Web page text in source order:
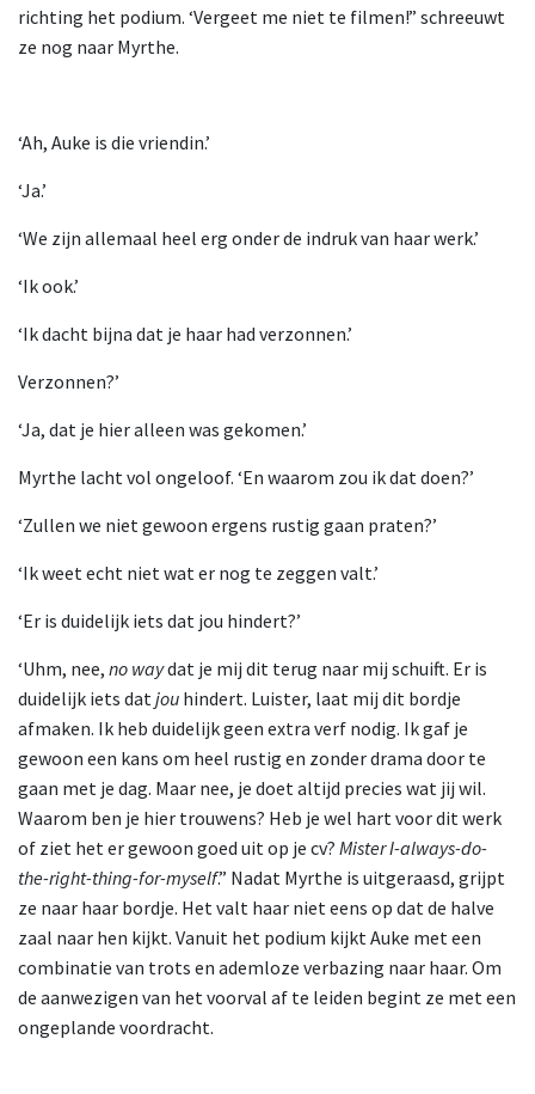
richting het podium. ‘Vergeet me niet te filmen!” schreeuwt
ze nog naar Myrthe.
‘Ah, Auke is die vriendin.’
‘Ja.’
‘We zijn allemaal heel erg onder de indruk van haar werk.’
‘Ik ook.’
‘Ik dacht bijna dat je haar had verzonnen.’
Verzonnen?’
‘Ja, dat je hier alleen was gekomen.’
Myrthe lacht vol ongeloof. ‘En waarom zou ik dat doen?’
‘Zullen we niet gewoon ergens rustig gaan praten?’
‘Ik weet echt niet wat er nog te zeggen valt.’
‘Er is duidelijk iets dat jou hindert?’
‘Uhm, nee, no waydat je mij dit terug naar mij schuift. Er is
duidelijk iets datjou hindert. Luister, laat mij dit bordje
afmaken. Ik heb duidelijk geen extra verf nodig. Ik gaf je
gewoon een kans om heel rustig en zonder drama door te
gaan met je dag. Maar nee, je doet altijd precies wat jij wil.
Waarom ben je hier trouwens? Heb je wel hart voor dit werk
of ziet het er gewoon goed uit op je cv? Mister I-always-do-
the-right-thing-for-myself.” Nadat Myrthe is uitgeraasd, grijpt
ze naar haar bordje. Het valt haar niet eens op dat de halve
zaal naar hen kijkt. Vanuit het podium kijkt Auke met een
combinatie van trots en ademloze verbazing naar haar. Om
de aanwezigen van het voorval af te leiden begint ze met een
ongeplande voordracht.